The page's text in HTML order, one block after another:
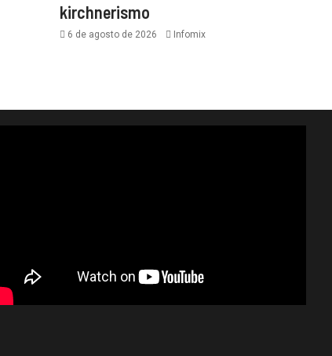
kirchnerismo
6 de agosto de 2026 Infomix